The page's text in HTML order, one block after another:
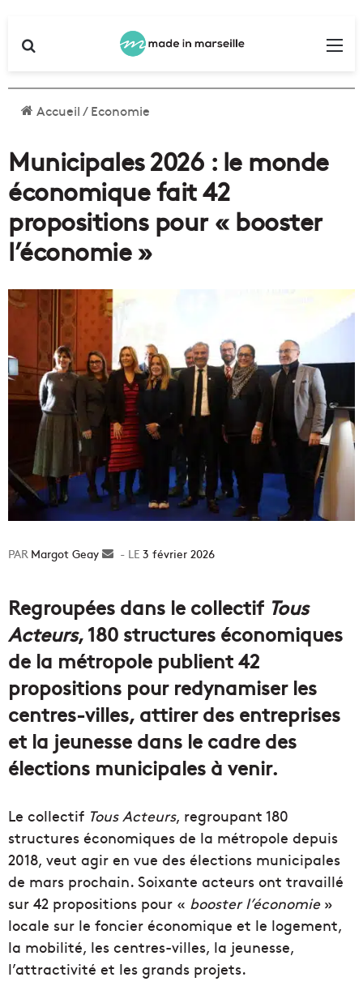
Accueil/Economie
Municipales 2026 : le monde
économique fait 42
propositions pour « booster
l’économie »
Margot Geay
Envoyer3 février 2026
Regroupées dans le collectif Tous
Acteurs, 180 structures économiques
de la métropole publient 42
propositions pour redynamiser les
centres-villes, attirer des entreprises
et la jeunesse dans le cadre des
élections municipales à venir.
Le collectif Tous Acteurs, regroupant 180
structures économiques de la métropole depuis
2018, veut agir en vue des élections municipales
de mars prochain. Soixante acteurs ont travaillé
sur 42 propositions pour « booster l’économie»
locale sur le foncier économique et le logement,
la mobilité, les centres-villes, la jeunesse,
l’attractivité et les grands projets.